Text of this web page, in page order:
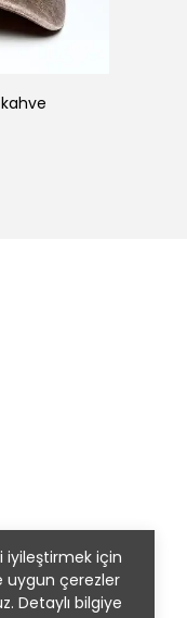
iyileştirmek için
uygun çerezler
Detaylı bilgiye